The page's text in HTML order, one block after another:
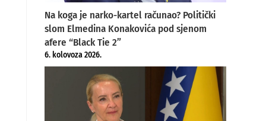
Na koga je narko-kartel računao? Politički
slom Elmedina Konakovića pod sjenom
afere “Black Tie 2”
6. kolovoza 2026.